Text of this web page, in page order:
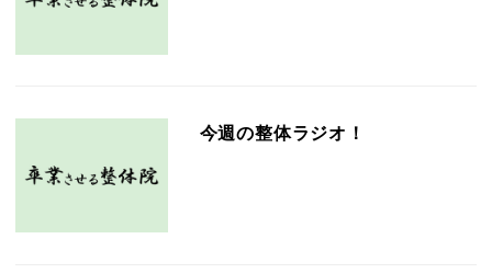
今週の整体ラジオ！